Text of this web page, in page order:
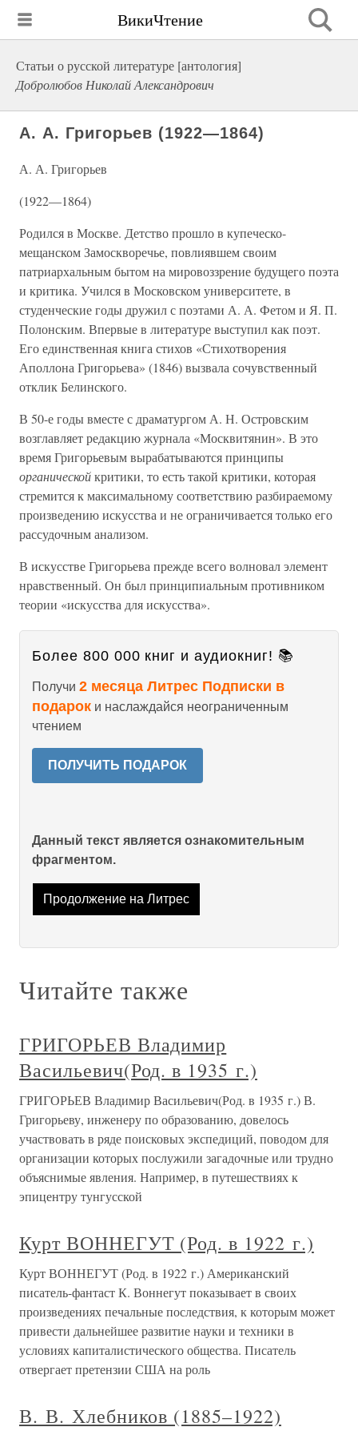
ВикиЧтение
Статьи о русской литературе [антология]
Добролюбов Николай Александрович
А. А. Григорьев (1922—1864)
А. А. Григорьев
(1922—1864)
Родился в Москве. Детство прошло в купеческо-
мещанском Замоскворечье, повлиявшем своим
патриархальным бытом на мировоззрение будущего поэта
и критика. Учился в Московском университете, в
студенческие годы дружил с поэтами А. А. Фетом и Я. П.
Полонским. Впервые в литературе выступил как поэт.
Его единственная книга стихов «Стихотворения
Аполлона Григорьева» (1846) вызвала сочувственный
отклик Белинского.
В 50-е годы вместе с драматургом А. Н. Островским
возглавляет редакцию журнала «Москвитянин». В это
время Григорьевым вырабатываются принципы
органическойкритики, то есть такой критики, которая
стремится к максимальному соответствию разбираемому
произведению искусства и не ограничивается только его
рассудочным анализом.
В искусстве Григорьева прежде всего волновал элемент
нравственный. Он был принципиальным противником
теории «искусства для искусства».
Более 800 000 книг и аудиокниг! 📚
Получи 2 месяца Литрес Подписки в
подарок и наслаждайся неограниченным
чтением
ПОЛУЧИТЬ ПОДАРОК
Данный текст является ознакомительным
фрагментом.
Продолжение на Литрес
Читайте также
ГРИГОРЬЕВ Владимир
Васильевич(Род. в 1935 г.)
ГРИГОРЬЕВ Владимир Васильевич(Род. в 1935 г.) В.
Григорьеву, инженеру по образованию, довелось
участвовать в ряде поисковых экспедиций, поводом для
организации которых послужили загадочные или трудно
объяснимые явления. Например, в путешествиях к
эпицентру тунгусской
Курт ВОННЕГУТ (Род. в 1922 г.)
Курт ВОННЕГУТ (Род. в 1922 г.) Американский
писатель-фантаст К. Воннегут показывает в своих
произведениях печальные последствия, к которым может
привести дальнейшее развитие науки и техники в
условиях капиталистического общества. Писатель
отвергает претензии США на роль
В. В. Хлебников (1885–1922)